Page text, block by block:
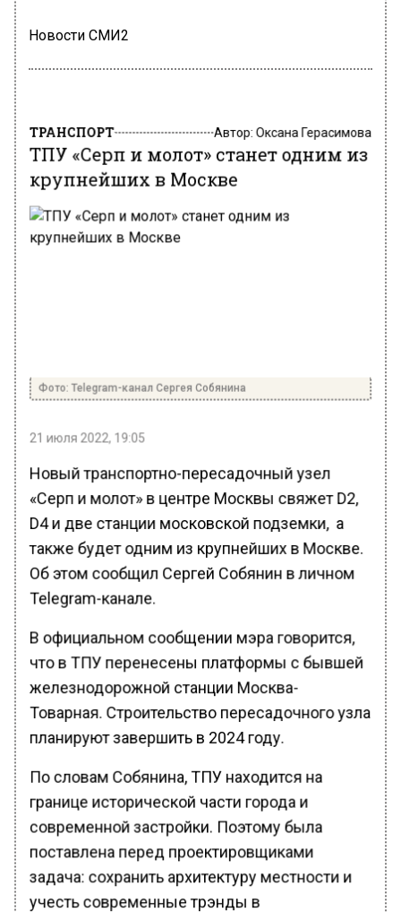
Новости СМИ2
ТРАНСПОРТ Автор: Оксана Герасимова
ТПУ «Серп и молот» станет одним из
крупнейших в Москве
Фото: Telegram-канал Сергея Собянина
21 июля 2022, 19:05
Новый транспортно-пересадочный узел
«Серп и молот» в центре Москвы свяжет D2,
D4 и две станции московской подземки, а
также будет одним из крупнейших в Москве.
Об этом сообщил Сергей Собянин в личном
Telegram-канале.
В официальном сообщении мэра говорится,
что в ТПУ перенесены платформы с бывшей
железнодорожной станции Москва-
Товарная. Строительство пересадочного узла
планируют завершить в 2024 году.
По словам Собянина, ТПУ находится на
границе исторической части города и
современной застройки. Поэтому была
поставлена перед проектировщиками
задача: сохранить архитектуру местности и
учесть современные трэнды в